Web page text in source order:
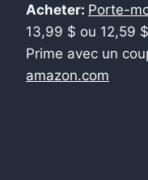
Acheter: Porte-
13,99 $ ou 12,59
Prime avec un
amazon.com